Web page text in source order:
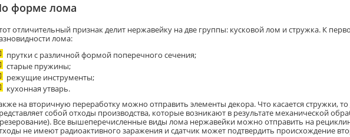
форме лома
отличительный признак делит нержавейку на две группы: кусковой лом и стружка. К
лома:
прутки с различной формой поперечного сечения;
старые пружины;
режущие инструменты;
кухонная утварь.
на вторичную переработку можно отправить элементы декора. Что касается стружки,
собой отходы производства, которые возникают в результате механической
Все вышеперечисленные виды лома нержавейки можно отправить на
не имеют радиоактивного заражения и сдатчик может подтвердить происхождение